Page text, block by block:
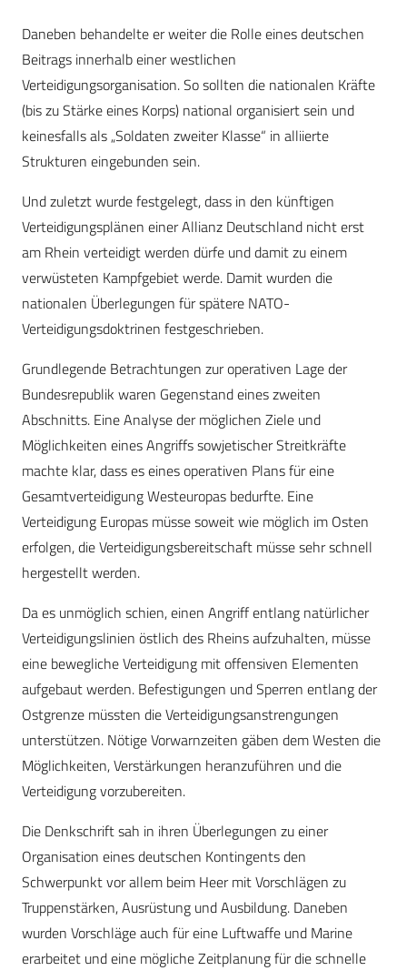
Daneben behandelte er weiter die Rolle eines deutschen
Beitrags innerhalb einer westlichen
Verteidigungsorganisation. So sollten die nationalen Kräfte
(bis zu Stärke eines Korps) national organisiert sein und
keinesfalls als „Soldaten zweiter Klasse“ in alliierte
Strukturen eingebunden sein.
Und zuletzt wurde festgelegt, dass in den künftigen
Verteidigungsplänen einer Allianz Deutschland nicht erst
am Rhein verteidigt werden dürfe und damit zu einem
verwüsteten Kampfgebiet werde. Damit wurden die
nationalen Überlegungen für spätere NATO-
Verteidigungsdoktrinen festgeschrieben.
Grundlegende Betrachtungen zur operativen Lage der
Bundesrepublik waren Gegenstand eines zweiten
Abschnitts. Eine Analyse der möglichen Ziele und
Möglichkeiten eines Angriffs sowjetischer Streitkräfte
machte klar, dass es eines operativen Plans für eine
Gesamtverteidigung Westeuropas bedurfte. Eine
Verteidigung Europas müsse soweit wie möglich im Osten
erfolgen, die Verteidigungsbereitschaft müsse sehr schnell
hergestellt werden.
Da es unmöglich schien, einen Angriff entlang natürlicher
Verteidigungslinien östlich des Rheins aufzuhalten, müsse
eine bewegliche Verteidigung mit offensiven Elementen
aufgebaut werden. Befestigungen und Sperren entlang der
Ostgrenze müssten die Verteidigungsanstrengungen
unterstützen. Nötige Vorwarnzeiten gäben dem Westen die
Möglichkeiten, Verstärkungen heranzuführen und die
Verteidigung vorzubereiten.
Die Denkschrift sah in ihren Überlegungen zu einer
Organisation eines deutschen Kontingents den
Schwerpunkt vor allem beim Heer mit Vorschlägen zu
Truppenstärken, Ausrüstung und Ausbildung. Daneben
wurden Vorschläge auch für eine Luftwaffe und Marine
erarbeitet und eine mögliche Zeitplanung für die schnelle